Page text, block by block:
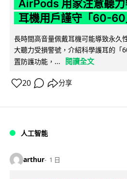
AirPods 用家注意聽
耳機用戶謹守「60-
長時間高音量佩戴耳機可能導致永久
大聽力受損警號，介紹科學護耳的「
置防護功能，...
閱讀全文
20 分享
人工智能
arthur 1 日